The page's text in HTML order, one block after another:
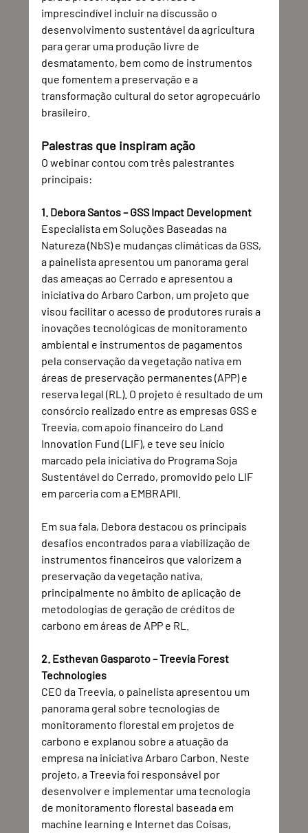
imprescindível incluir na discussão o
desenvolvimento sustentável da agricultura
para gerar uma produção livre de
desmatamento, bem como de instrumentos
que fomentem a preservação e a
transformação cultural do setor agropecuário
brasileiro.
Palestras que inspiram ação
O webinar contou com três palestrantes
principais:
1. Debora Santos – GSS Impact Development
Especialista em Soluções Baseadas na
Natureza (NbS) e mudanças climáticas da GSS,
a painelista apresentou um panorama geral
das ameaças ao Cerrado e apresentou a
iniciativa do Arbaro Carbon, um projeto que
visou facilitar o acesso de produtores rurais a
inovações tecnológicas de monitoramento
ambiental e instrumentos de pagamentos
pela conservação da vegetação nativa em
áreas de preservação permanentes (APP) e
reserva legal (RL). O projeto é resultado de um
consórcio realizado entre as empresas GSS e
Treevia, com apoio financeiro do Land
Innovation Fund (LIF), e teve seu início
marcado pela iniciativa do Programa Soja
Sustentável do Cerrado, promovido pelo LIF
em parceria com a EMBRAPII.
Em sua fala, Debora destacou os principais
desafios encontrados para a viabilização de
instrumentos financeiros que valorizem a
preservação da vegetação nativa,
principalmente no âmbito de aplicação de
metodologias de geração de créditos de
carbono em áreas de APP e RL.
2. Esthevan Gasparoto– Treevia Forest
Technologies
CEO da Treevia, o painelista apresentou um
panorama geral sobre tecnologias de
monitoramento florestal em projetos de
carbono e explanou sobre a atuação da
empresa na iniciativa Arbaro Carbon. Neste
projeto, a Treevia foi responsável por
desenvolver e implementar uma tecnologia
de monitoramento florestal baseada em
machine learning e Internet das Coisas,